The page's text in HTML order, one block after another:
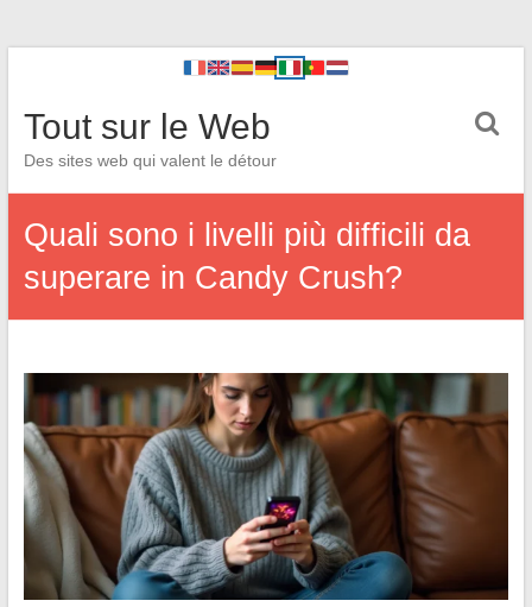
Tout sur le Web
Des sites web qui valent le détour
Quali sono i livelli più difficili da
superare in Candy Crush?